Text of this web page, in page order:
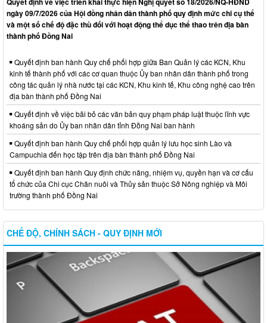
ngày 09/7/2026 của Hội đồng nhân dân thành phố quy định mức chi cụ thể
và một số chế độ đặc thù đối với hoạt động thể dục thể thao trên địa bàn
thành phố Đồng Nai
Quyết định ban hành Quy chế phối hợp giữa Ban Quản lý các KCN, Khu
kinh tế thành phố với các cơ quan thuộc Ủy ban nhân dân thành phố trong
công tác quản lý nhà nước tại các KCN, Khu kinh tế, Khu công nghệ cao trên
địa bàn thành phố Đồng Nai
Quyết định về việc bãi bỏ các văn bản quy phạm pháp luật thuộc lĩnh vực
khoáng sản do Ủy ban nhân dân tỉnh Đồng Nai ban hành
Quyết định ban hành Quy chế phối hợp quản lý lưu học sinh Lào và
Campuchia đến học tập trên địa bàn thành phố Đồng Nai
Quyết định ban hành Quy định chức năng, nhiệm vụ, quyền hạn và cơ cấu
tổ chức của Chi cục Chăn nuôi và Thủy sản thuộc Sở Nông nghiệp và Môi
trường thành phố Đồng Nai
CHẾ ĐỘ, CHÍNH SÁCH - QUY ĐỊNH MỚI